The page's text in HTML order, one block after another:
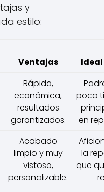
y
estilo:
Ventajas
Rápida,
económica,
resultados
garantizados.
poco
en
Acabado
limpio y muy
vistoso,
personalizable.
la
que